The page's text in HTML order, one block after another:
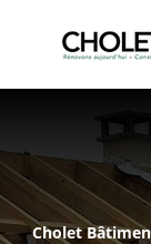
Cholet